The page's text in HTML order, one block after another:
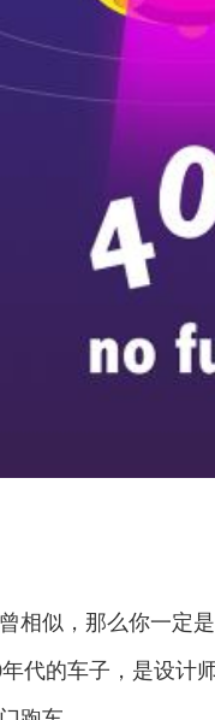
相似，那么你一定
代的车子，是设计